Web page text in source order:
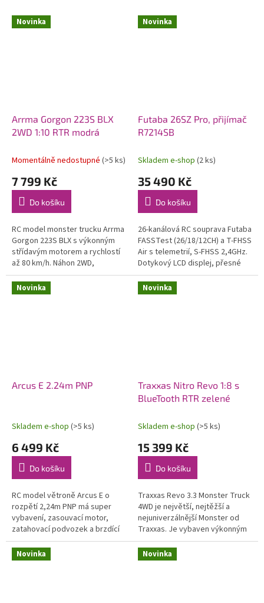
Novinka
Arrma Gorgon 223S BLX
2WD 1:10 RTR modrá
Momentálně nedostupné (>5 ks)
7 799 Kč
Do košíku
RC model monster trucku Arrma
Gorgon 223S BLX s výkonným
střídavým motorem a rychlostí
až 80 km/h. Náhon 2WD,
nezávislé zavěšení, olejové
tlumiče, řídící jednotka
Spektrum 45A...
Novinka
Futaba 26SZ Pro, přijímač
R7214SB
Skladem e-shop (2 ks)
35 490 Kč
Do košíku
26-kanálová RC souprava Futaba
FASSTest (26/18/12CH) a T-FHSS
Air s telemetrií, S-FHSS 2,4GHz.
Dotykový LCD displej, přesné
celokovové křížové ovladače, 8
přepínačů, 4 posuvné a...
Novinka
Arcus E 2.24m PNP
Skladem e-shop (>5 ks)
6 499 Kč
Do košíku
RC model větroně Arcus E o
rozpětí 2,24m PNP má super
vybavení, zasouvací motor,
zatahovací podvozek a brzdící
štíty! Zároveň si však zachovává
výhodu robustního materiálu
EPO,...
Novinka
Traxxas Nitro Revo 1:8 s
BlueTooth RTR zelené
Skladem e-shop (>5 ks)
15 399 Kč
Do košíku
Traxxas Revo 3.3 Monster Truck
4WD je největší, nejtěžší a
nejuniverzálnější Monster od
Traxxas. Je vybaven výkonným
závodním motorem TRX 3.3 s
laděným výfukem, RC
soupravou...
Novinka Novinka